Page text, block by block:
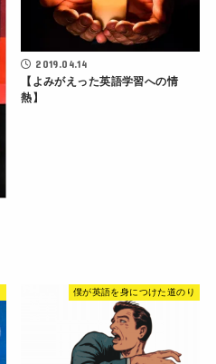
2019.04.14
【よみがえった英語学習への情
熱】
僕が英語を身につけた道のり